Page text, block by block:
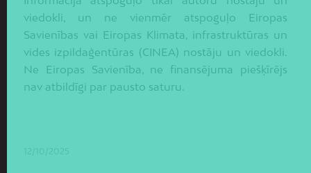
viedokli, un ne vienmēr atspoguļo Eiropas
Savienības vai Eiropas Klimata, infrastruktūras un
vides izpildaģentūras (CINEA) nostāju un viedokli.
Ne Eiropas Savienība, ne finansējuma piešķīrējs
nav atbildīgi par pausto saturu.